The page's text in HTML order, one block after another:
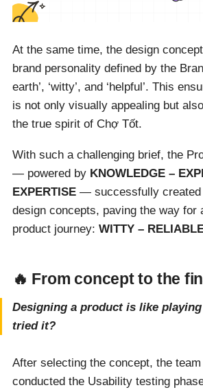
At the same time, the design
brand personality defined by the
earth’, ‘witty’, and ‘helpful’. This
is not only visually appealing but
the true spirit of Chợ Tốt.
With such a challenging brief, the
— powered by KNOWLEDGE –
EXPERTISE— successfully created
design concepts, paving the way for
product journey: WITTY –
🔥 From concept to the
Designing a product is like playing
tried it?
After selecting the concept, the
conducted the Usability testing